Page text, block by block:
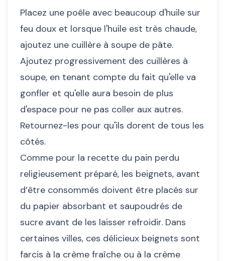
Placez une poêle avec beaucoup d'huile sur
feu doux et lorsque l'huile est très chaude,
ajoutez une cuillère à soupe de pâte.
Ajoutez progressivement des cuillères à
soupe, en tenant compte du fait qu'elle va
gonfler et qu'elle aura besoin de plus
d'espace pour ne pas coller aux autres.
Retournez-les pour qu'ils dorent de tous les
côtés.
Comme pour la recette du pain perdu
religieusement préparé, les beignets, avant
d’être consommés doivent être placés sur
du papier absorbant et saupoudrés de
sucre avant de les laisser refroidir. Dans
certaines villes, ces délicieux beignets sont
farcis à la crème fraîche ou à la crème